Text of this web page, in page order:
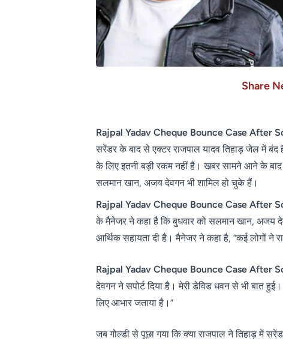
Share
Rajpal Yadav Cheque Bounce Case After
सरेंडर के बाद से एक्टर राजपाल यादव तिहाड़ जेल में
के लिए इतनी बड़ी रकम नहीं है। खबर सामने आने के बाद
सलमान खान, अजय देवगन भी शामिल हो चुके हैं।
Rajpal Yadav Cheque Bounce Case After
के मैनेजर ने कहा है कि बुधवार को सलमान खान,
आर्थिक सहायता दी है। मैनेजर ने कहा है, “कई लोगों ने
Rajpal Yadav Cheque Bounce Case After
देवगन ने सपोर्ट दिया है। मेरी डेविड धवन से भी बात
लिए आभार जताया है।”
जब गोल्डी से पूछा गया कि क्या राजपाल ने तिहाड़ में